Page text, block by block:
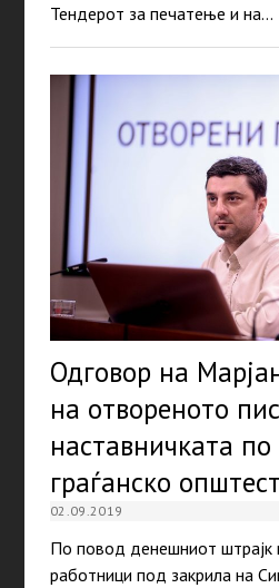
Тендерот за печатење и на…
Одговор на
на отвореното
наставничката
граѓанско
02.09.2019
По повод денешниот штрајк
работници под закрила на